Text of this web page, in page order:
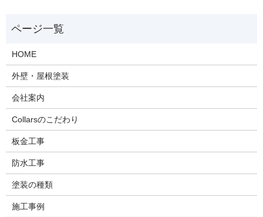
HOME
外壁・屋根塗装
会社案内
Collarsのこだわり
板金工事
防水工事
塗装の種類
施工事例